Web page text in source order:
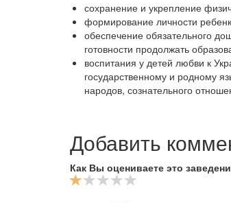
сохранение и укрепление
формирование личности
обеспечение обязательного
готовности продолжать
воспитания у детей любви к
государственному и родному
народов, сознательного
Добавить
Как Вы оцениваете это